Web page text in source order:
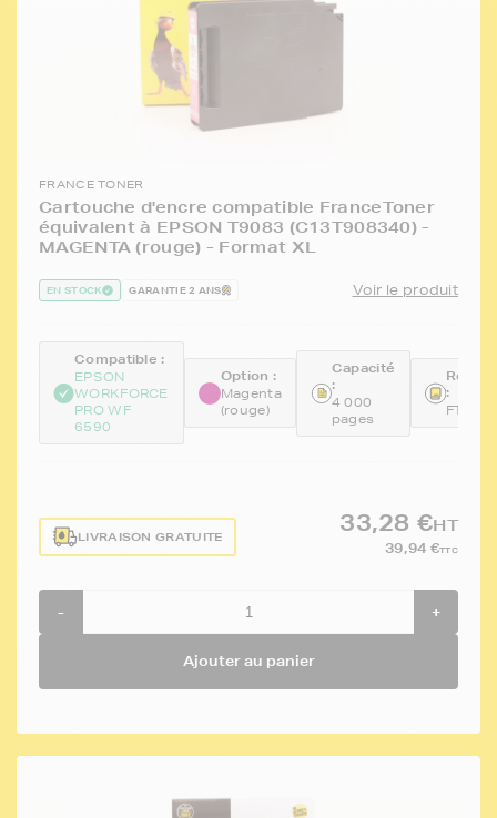
FRANCE TONER
Cartouche d'encre compatible FranceToner
équivalent à EPSON T9083 (C13T908340) -
MAGENTA (rouge) - Format XL
EN STOCK GARANTIE 2 ANS Voir le produit
Compatible :
EPSON
WORKFORCE
PRO WF
6590
Option :
Magenta
(rouge)
Capacité
:
4 000
pages
:
LIVRAISON GRATUITE
33,28 €HT
39,94 €TTC
- +
Ajouter au panier